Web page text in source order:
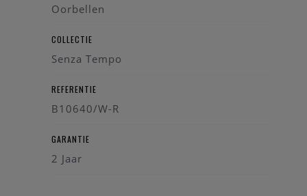
Oorbellen
COLLECTIE
Senza Tempo
REFERENTIE
B10640/W-R
GARANTIE
2 Jaar